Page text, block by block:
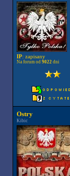
IP: zapisany
Na forum od 9022dni
Ostry
Kibic